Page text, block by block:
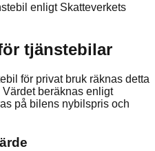
enligt Skatteverkets
tjänstebilar
för privat bruk räknas detta
beräknas enligt
på bilens nybilspris och